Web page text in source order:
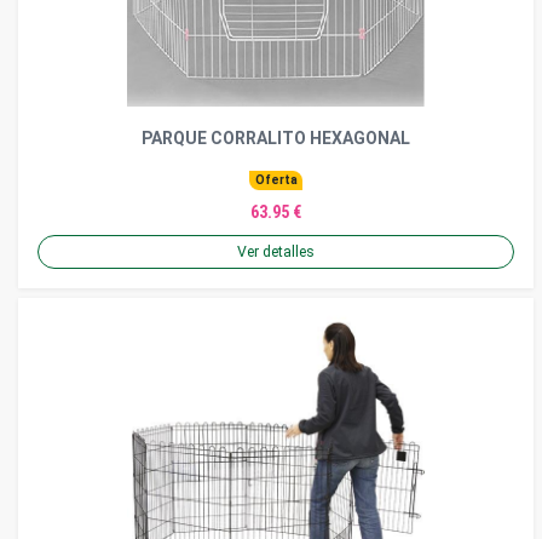
PARQUE CORRALITO HEXAGONAL
Oferta
63.95 €
Ver detalles